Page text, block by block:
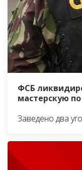
ФСБ
мастерскую
Заведено два